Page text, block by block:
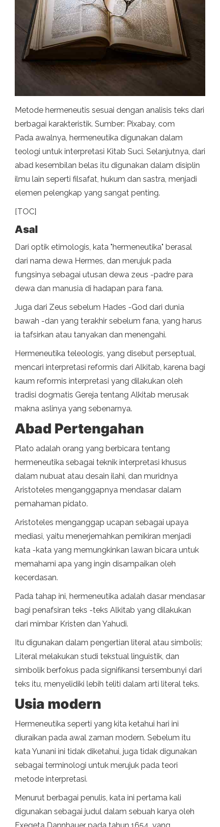
Metode hermeneutis sesuai dengan analisis teks dari
berbagai karakteristik. Sumber: Pixabay, com
Pada awalnya, hermeneutika digunakan dalam
teologi untuk interpretasi Kitab Suci. Selanjutnya, dari
abad kesembilan belas itu digunakan dalam disiplin
ilmu lain seperti filsafat, hukum dan sastra, menjadi
elemen pelengkap yang sangat penting.
[TOC]
Asal
Dari optik etimologis, kata "hermeneutika" berasal
dari nama dewa Hermes, dan merujuk pada
fungsinya sebagai utusan dewa zeus -padre para
dewa dan manusia di hadapan para fana.
Juga dari Zeus sebelum Hades -God dari dunia
bawah -dan yang terakhir sebelum fana, yang harus
ia tafsirkan atau tanyakan dan menengahi.
Hermeneutika teleologis, yang disebut perseptual,
mencari interpretasi reformis dari Alkitab, karena bagi
kaum reformis interpretasi yang dilakukan oleh
tradisi dogmatis Gereja tentang Alkitab merusak
makna aslinya yang sebenarnya.
Abad Pertengahan
Plato adalah orang yang berbicara tentang
hermeneutika sebagai teknik interpretasi khusus
dalam nubuat atau desain ilahi, dan muridnya
Aristoteles menganggapnya mendasar dalam
pemahaman pidato.
Aristoteles menganggap ucapan sebagai upaya
mediasi, yaitu menerjemahkan pemikiran menjadi
kata -kata yang memungkinkan lawan bicara untuk
memahami apa yang ingin disampaikan oleh
kecerdasan.
Pada tahap ini, hermeneutika adalah dasar mendasar
bagi penafsiran teks -teks Alkitab yang dilakukan
dari mimbar Kristen dan Yahudi.
Itu digunakan dalam pengertian literal atau simbolis;
Literal melakukan studi tekstual linguistik, dan
simbolik berfokus pada signifikansi tersembunyi dari
teks itu, menyelidiki lebih teliti dalam arti literal teks.
Usia modern
Hermeneutika seperti yang kita ketahui hari ini
diuraikan pada awal zaman modern. Sebelum itu
kata Yunani ini tidak diketahui, juga tidak digunakan
sebagai terminologi untuk merujuk pada teori
metode interpretasi.
Menurut berbagai penulis, kata ini pertama kali
digunakan sebagai judul dalam sebuah karya oleh